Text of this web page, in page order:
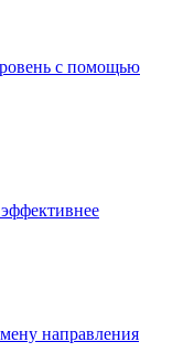
с помощью
направления